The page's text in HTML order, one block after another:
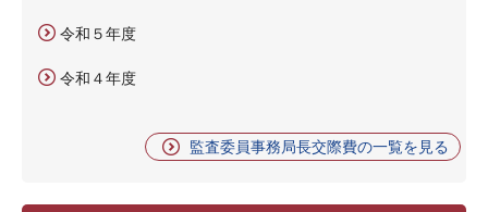
令和５年度
令和４年度
監査委員事務局長交際費の一覧を見る